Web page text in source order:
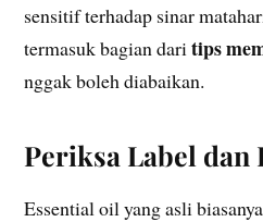
sensitif terhadap sinar
termasuk bagian daritips
nggak boleh diabaikan.
Periksa Label
Essential oil yang asli